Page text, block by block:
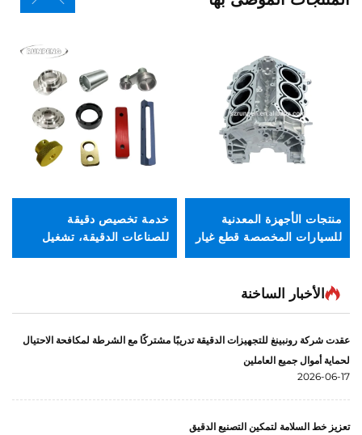
منتجات الأجهزة المعدنية
للسيارات المخصصة قطع غيار
السيارات صب بالضغط
خدمة تخصيص دقيقة
للصناعات الدقيقة، تشغيل
وتحوير المعادن (الألومنيوم،
قطع طبية وأوتوماتيكية
الأخبار الساخنة
عقدت شركة رونبينغ للتجهيزات الدقيقة تدريبًا مشتركًا مع الشرطة لمكافحة الاحتيال
لحماية أموال جميع العاملين
2026-06-17
تعزيز خط السلامة لتمكين التصنيع الدقيق